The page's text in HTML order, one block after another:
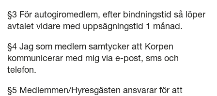
§3 För autogiromedlem, efter bindningstid så löper
avtalet vidare med uppsägningstid 1 månad.
§4 Jag som medlem samtycker att Korpen
kommunicerar med mig via e-post, sms och
telefon.
§5 Medlemmen/Hyresgästen ansvarar för att